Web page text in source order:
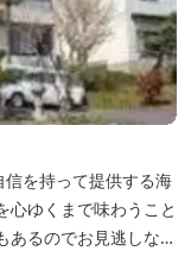
を持って提供する海
心ゆくまで味わうこと
あるのでお見逃しな